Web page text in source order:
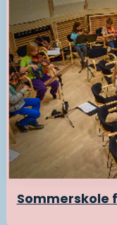
Sommerskole